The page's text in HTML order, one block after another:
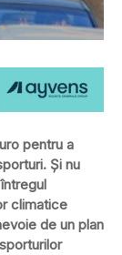
pentru a
Și nu
climatice
de un plan